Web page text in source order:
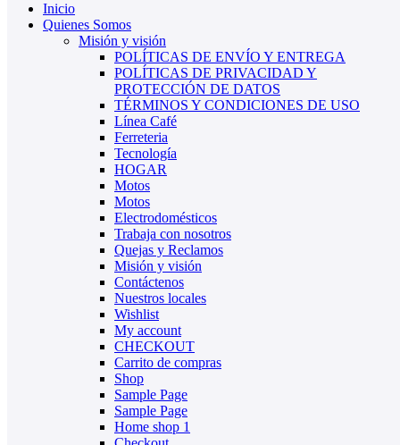
Inicio
Quienes Somos
Misión y visión
POLÍTICAS DE ENVÍO Y ENTREGA
POLÍTICAS DE PRIVACIDAD Y
PROTECCIÓN DE DATOS
TÉRMINOS Y CONDICIONES DE USO
Línea Café
Ferreteria
Tecnología
HOGAR
Motos
Motos
Electrodomésticos
Trabaja con nosotros
Quejas y Reclamos
Misión y visión
Contáctenos
Nuestros locales
Wishlist
My account
CHECKOUT
Carrito de compras
Shop
Sample Page
Sample Page
Home shop 1